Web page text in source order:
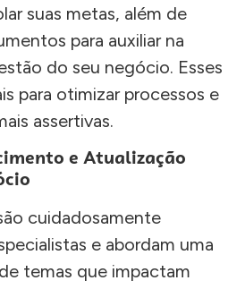
suas metas, além de
para auxiliar na
do seu negócio. Esses
para otimizar processos e
assertivas.
e Atualização
cuidadosamente
e abordam uma
temas que impactam